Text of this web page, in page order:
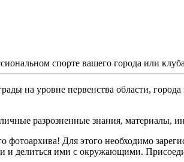
спорте вашего города или клуба
на уровне первенства области,
разрозненные знания, материалы,
Для этого необходимо
и делиться ими с окружающими.